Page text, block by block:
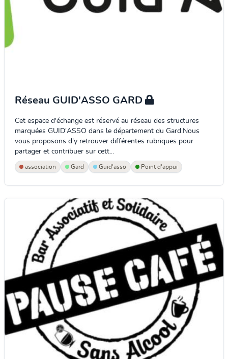
Réseau GUID'ASSO GARD
Cet espace d'échange est réservé au réseau des structures
marquées GUID'ASSO dans le département du Gard.Nous
vous proposons d'y retrouver différentes rubriques pour
partager et contribuer sur cett...
association Gard Guid'asso Point d'appui